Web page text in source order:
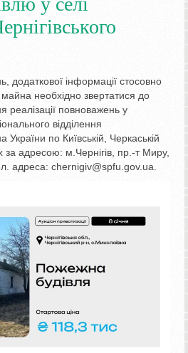
додаткової інформації стосовно
необхідно звертатися до
реалізації повноважень у
відділення
по Київській, Черкаській
за адресою: м.Чернігів, пр.-т Миру,
адреса: chernigiv@spfu.gov.ua.